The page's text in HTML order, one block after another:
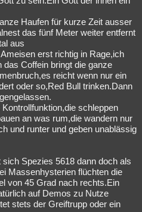
Haufen für kurze Zeit ausser
das fünf Meter weiter entfernt
aus
erst richtig in Rage,ich
Coffein bringt die ganze
reicht wenn nur ein
oder so,Red Bull trinken.Dann
schleppen
an was rum,die wandern nur
und runter und geben unablässig
Spezies 5618 dann doch als
Massenhysterien flüchten die
von 45 Grad nach rechts.Ein
auf Demos zu Nutze
stets der Greiftrupp oder ein